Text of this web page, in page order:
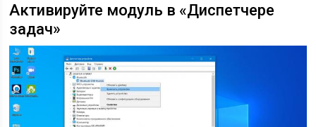
Активируйте модуль в «Диспетчере
задач»